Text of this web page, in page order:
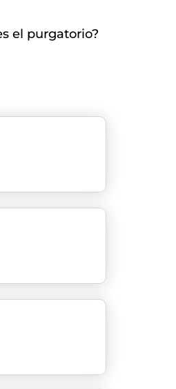
el purgatorio?